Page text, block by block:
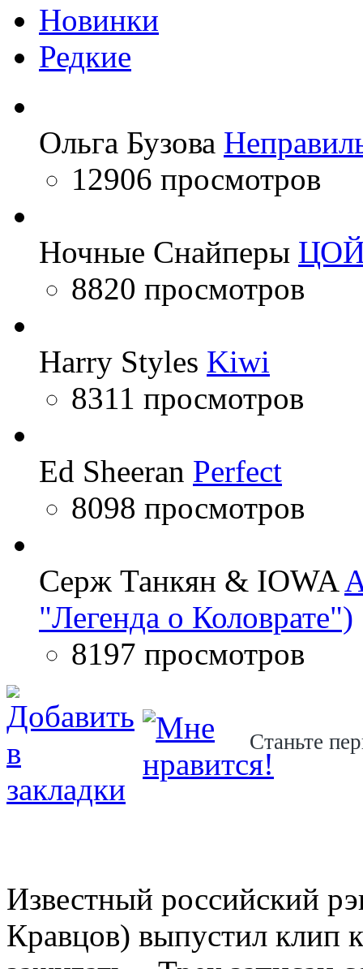
Новинки
Редкие
Ольга Бузова
12906 просмотров
Ночные Снайперы
8820 просмотров
Harry Styles Kiwi
8311 просмотров
Ed Sheeran Perfect
8098 просмотров
Серж Танкян & IOWA
"Легенда о Коловрате")
8197 просмотров
Станьте
Известный российский
Кравцов) выпустил клип